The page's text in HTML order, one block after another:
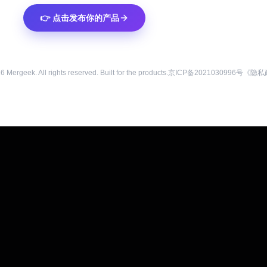
👉 点击发布你的产品
Mergeek. All rights reserved. Built for the products.京ICP备2021030996号 《隐私